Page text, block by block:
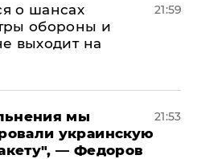
о шансах
обороны и
выходит на
21:59
мы
украинскую
— Федоров
21:53